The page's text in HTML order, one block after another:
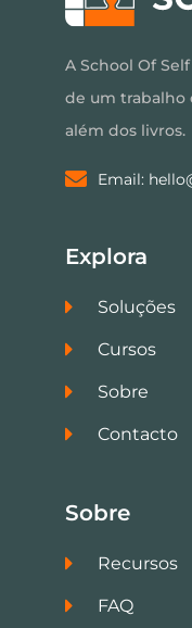
A School Of
de um trabalho
além dos livros.
Email:
Explora
Soluções
Cursos
Sobre
Contacto
Sobre
Recursos
FAQ